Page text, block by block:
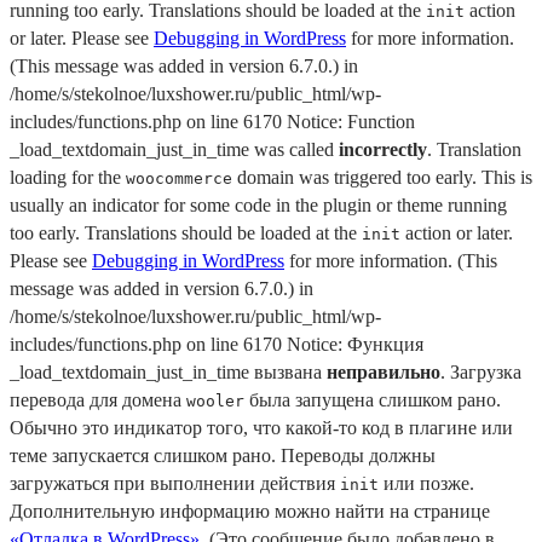
running too early. Translations should be loaded at the init action
or later. Please see Debugging in WordPress for more information.
(This message was added in version 6.7.0.) in
/home/s/stekolnoe/luxshower.ru/public_html/wp-
includes/functions.php on line 6170 Notice: Function
_load_textdomain_just_in_time was called incorrectly. Translation
loading for the woocommerce domain was triggered too early. This is
usually an indicator for some code in the plugin or theme running
too early. Translations should be loaded at the init action or later.
Please see Debugging in WordPress for more information. (This
message was added in version 6.7.0.) in
/home/s/stekolnoe/luxshower.ru/public_html/wp-
includes/functions.php on line 6170 Notice: Функция
_load_textdomain_just_in_time вызвана неправильно. Загрузка
перевода для домена wooler была запущена слишком рано.
Обычно это индикатор того, что какой-то код в плагине или
теме запускается слишком рано. Переводы должны
загружаться при выполнении действия init или позже.
Дополнительную информацию можно найти на странице